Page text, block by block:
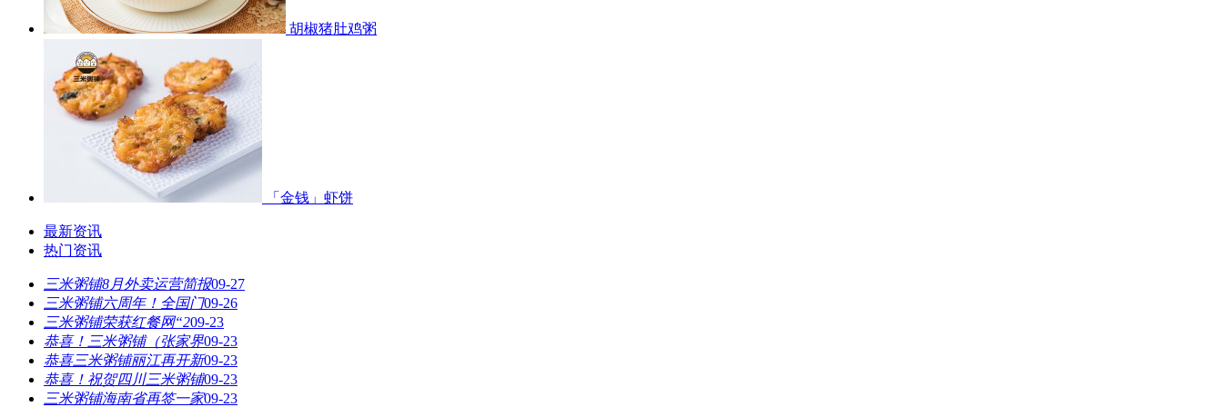
胡椒猪肚鸡粥
「金钱」虾饼
最新资讯
热门资讯
三米粥铺8月外卖运营简报09-27
三米粥铺六周年！全国门09-26
三米粥铺荣获红餐网“209-23
恭喜！三米粥铺（张家界09-23
恭喜三米粥铺丽江再开新09-23
恭喜！祝贺四川三米粥铺09-23
三米粥铺海南省再签一家09-23